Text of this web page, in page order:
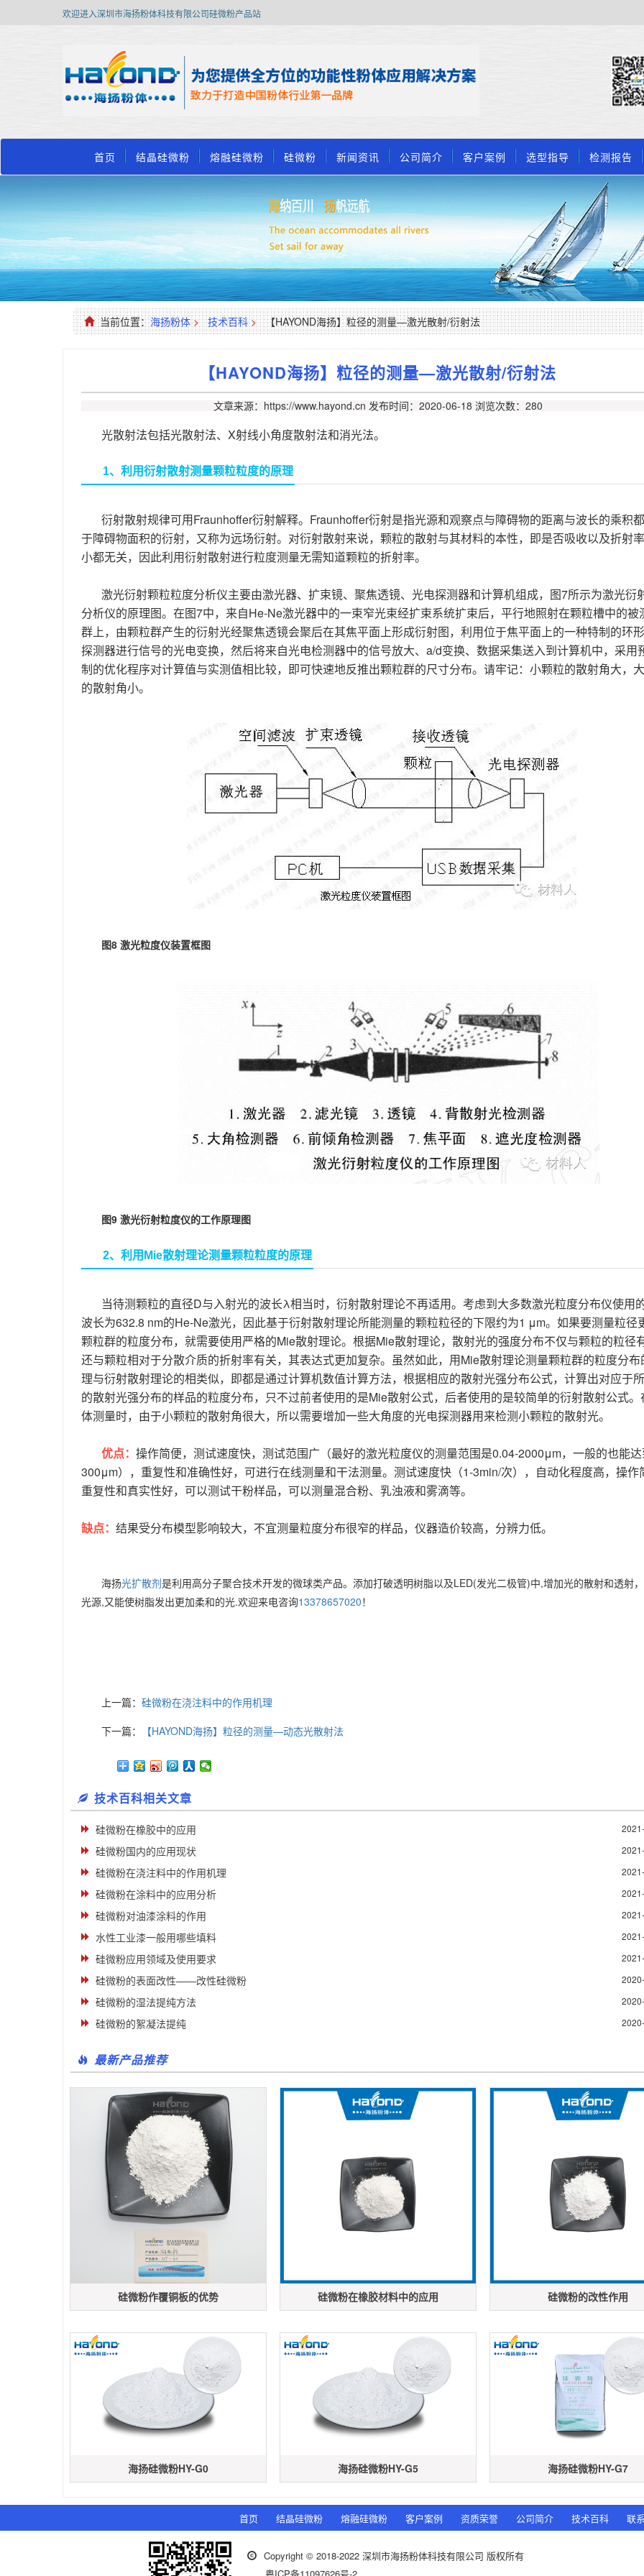
欢迎进入深圳市海扬粉体科技有限公司硅微粉产品站
首页 结晶硅微粉 熔融硅微粉 硅微粉 新闻资讯 公司简介 客户案例 选型指导 检测报告
当前位置：海扬粉体 > 技术百科 > 【HAYOND海扬】粒径的测量—激光散射/衍射法
【HAYOND海扬】粒径的测量—激光散射/衍射法
文章来源：https://www.hayond.cn 发布时间：2020-06-18 浏览次数：280
光散射法包括光散射法、X射线小角度散射法和消光法。
1、利用衍射散射测量颗粒粒度的原理
衍射散射规律可用Fraunhoffer衍射解释。Fraunhoffer衍射是指光源和观察点与障碍物的距离与波长的乘积
于障碍物面积的衍射，又称为远场衍射。对衍射散射来说，颗粒的散射与其材料的本性，即是否吸收以及折射
小都无关，因此利用衍射散射进行粒度测量无需知道颗粒的折射率。
激光衍射颗粒粒度分析仪主要由激光器、扩束镜、聚焦透镜、光电探测器和计算机组成，图7所示为激光衍
分析仪的原理图。在图7中，来自He-Ne激光器中的一束窄光束经扩束系统扩束后，平行地照射在颗粒槽中的被
群上，由颗粒群产生的衍射光经聚焦透镜会聚后在其焦平面上形成衍射图，利用位于焦平面上的一种特制的环
探测器进行信号的光电变换，然后将来自光电检测器中的信号放大、a/d变换、数据采集送入到计算机中，采用
制的优化程序对计算值与实测值相比较，即可快速地反推出颗粒群的尺寸分布。请牢记：小颗粒的散射角大，
的散射角小。
图8 激光粒度仪装置框图
图9 激光衍射粒度仪的工作原理图
2、利用Mie散射理论测量颗粒粒度的原理
当待测颗粒的直径D与入射光的波长λ相当时，衍射散射理论不再适用。考虑到大多数激光粒度分布仪使用
波长为632.8 nm的He-Ne激光，因此基于衍射散射理论所能测量的颗粒粒径的下限约为1 μm。如果要测量粒径
颗粒群的粒度分布，就需要使用严格的Mie散射理论。根据Mie散射理论，散射光的强度分布不仅与颗粒的粒径
还与颗粒相对于分散介质的折射率有关，其表达式更加复杂。虽然如此，用Mie散射理论测量颗粒群的粒度分布
理与衍射散射理论的相类似，即都是通过计算机数值计算方法，根据相应的散射光强分布公式，计算出对应于
的散射光强分布的样品的粒度分布，只不过前者使用的是Mie散射公式，后者使用的是较简单的衍射散射公式。
体测量时，由于小颗粒的散射角很大，所以需要增加一些大角度的光电探测器用来检测小颗粒的散射光。
优点： 操作简便，测试速度快，测试范围广（最好的激光粒度仪的测量范围是0.04-2000μm，一般的也能
300μm），重复性和准确性好，可进行在线测量和干法测量。测试速度快（1-3min/次），自动化程度高，操作
重复性和真实性好，可以测试干粉样品，可以测量混合粉、乳浊液和雾滴等。
缺点： 结果受分布模型影响较大，不宜测量粒度分布很窄的样品，仪器造价较高，分辨力低。
海扬光扩散剂是利用高分子聚合技术开发的微球类产品。添加打破透明树脂以及LED(发光二极管)中,增加光的散射和透射
光源,又能使树脂发出更加柔和的光.欢迎来电咨询13378657020！
上一篇： 硅微粉在浇注料中的作用机理
下一篇：
【HAYOND海扬】粒径的测量—动态光散射法
技术百科相关文章
硅微粉在橡胶中的应用
硅微粉国内的应用现状
硅微粉在浇注料中的作用机理
硅微粉在涂料中的应用分析
硅微粉对油漆涂料的作用
水性工业漆一般用哪些填料
硅微粉应用领域及使用要求
硅微粉的表面改性——改性硅微粉
硅微粉的湿法提纯方法
硅微粉的絮凝法提纯
最新产品推荐
硅微粉作覆铜板的优势 硅微粉在橡胶材料中的应用 硅微粉的改性作用
海扬硅微粉HY-G0 海扬硅微粉HY-G5 海扬硅微粉HY-G7
首页 结晶硅微粉 熔融硅微粉 客户案例 资质荣誉 公司简介 技术百科 联
Copyright © 2018-2022 深圳市海扬粉体科技有限公司 版权所有